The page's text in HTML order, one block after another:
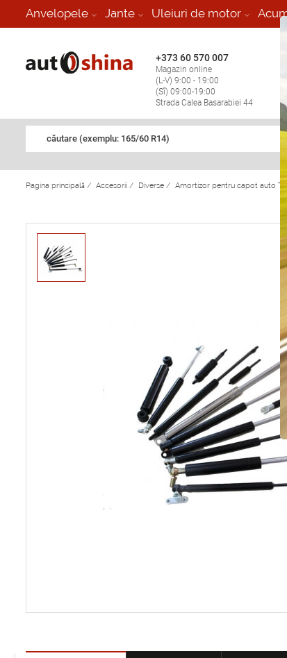
Anvelopele Jante Uleiuri de motor
+373 60 570 007
Magazin online
(L-V) 9:00 - 19:00
(Sî) 09:00-19:00
Strada Calea Basarabiei 44
căutare (exemplu: 165/60 R14)
Pagina principală / Accesorii / Diverse / Amortizor pentru capot auto